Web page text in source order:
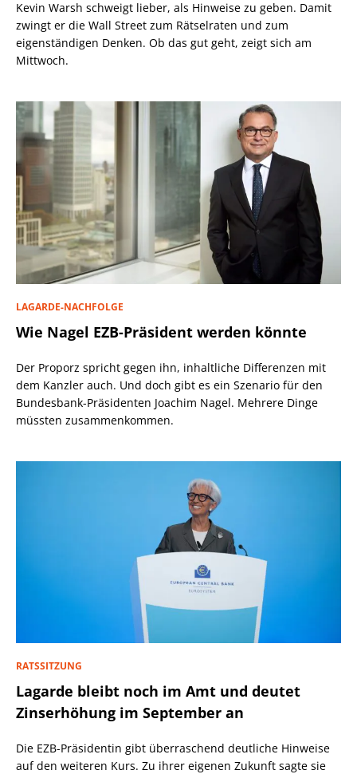
Kevin Warsh schweigt lieber, als Hinweise zu geben. Damit
zwingt er die Wall Street zum Rätselraten und zum
eigenständigen Denken. Ob das gut geht, zeigt sich am
Mittwoch.
LAGARDE-NACHFOLGE
Wie Nagel EZB-Präsident werden könnte
Der Proporz spricht gegen ihn, inhaltliche Differenzen mit
dem Kanzler auch. Und doch gibt es ein Szenario für den
Bundesbank-Präsidenten Joachim Nagel. Mehrere Dinge
müssten zusammenkommen.
RATSSITZUNG
Lagarde bleibt noch im Amt und deutet
Zinserhöhung im September an
Die EZB-Präsidentin gibt überraschend deutliche Hinweise
auf den weiteren Kurs. Zu ihrer eigenen Zukunft sagte sie